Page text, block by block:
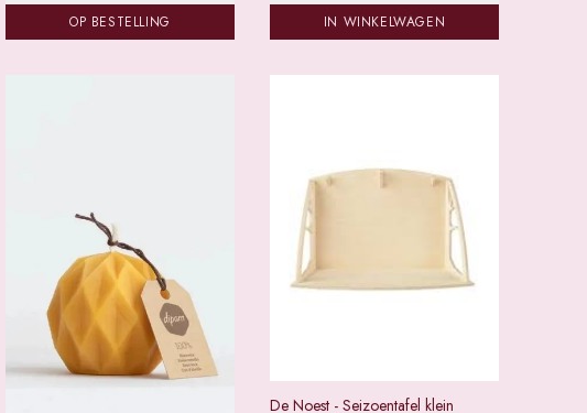
OP BESTELLING IN WINKELWAGEN
De Noest - Seizoentafel klein